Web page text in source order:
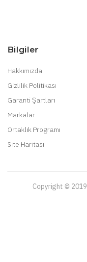
Bilgiler
Hakkımızda
Gizlilik Politikası
Garanti Şartları
Markalar
Ortaklık Programı
Site Haritası
Copyright © 2019